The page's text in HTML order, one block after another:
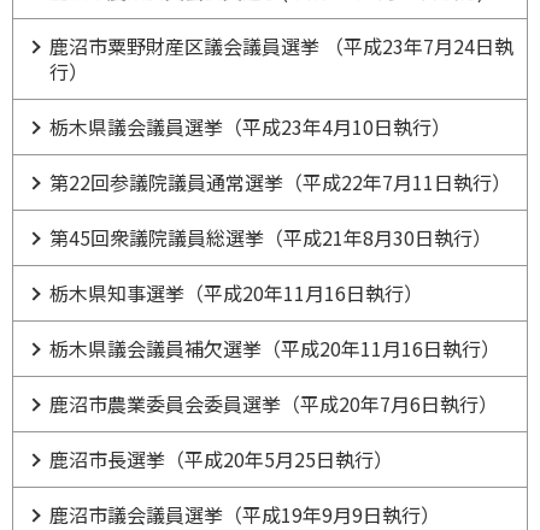
鹿沼市粟野財産区議会議員選挙 （平成23年7月24日執
行）
栃木県議会議員選挙（平成23年4月10日執行）
第22回参議院議員通常選挙（平成22年7月11日執行）
第45回衆議院議員総選挙（平成21年8月30日執行）
栃木県知事選挙（平成20年11月16日執行）
栃木県議会議員補欠選挙（平成20年11月16日執行）
鹿沼市農業委員会委員選挙（平成20年7月6日執行）
鹿沼市長選挙（平成20年5月25日執行）
鹿沼市議会議員選挙（平成19年9月9日執行）